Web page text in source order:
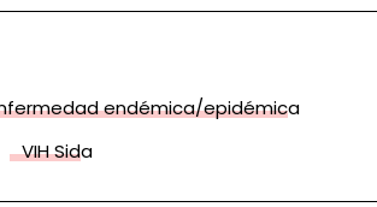
endémica/epidémica
VIH Sida